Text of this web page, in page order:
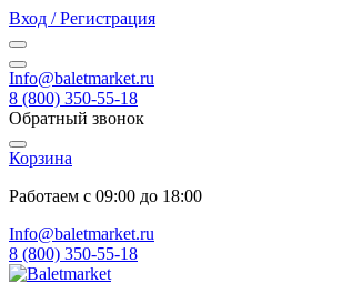
Вход / Регистрация
Info@baletmarket.ru
8 (800) 350-55-18
Обратный звонок
Корзина
Работаем с 09:00 до 18:00
Info@baletmarket.ru
8 (800) 350-55-18